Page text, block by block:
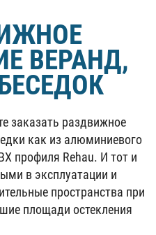
ВЕРАНД,
заказать раздвижное
как из алюминиевого
профиля Rehau. И тот и
в эксплуатации и
пространства при
площади остекления